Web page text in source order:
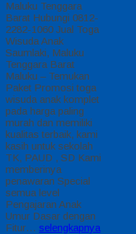
Maluku Tenggara
Barat Hubungi 0812-
2282-1060 Jual Toga
Wisuda Anak
Saumlaki, Maluku
Tenggara Barat
Maluku – Temukan
Paket Promosi toga
wisuda anak komplet
pada harga paling
murah dan memiliki
kualitas terbaik, kami
kasih untuk sekolah
TK, PAUD , SD Kami
memberinya
penawaran Special
semua level
Pengajaran Anak
Umur Dasar dengan
Fitur… selengkapnya